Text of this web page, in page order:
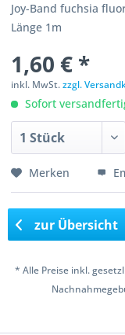
Joy-Band fuchsia
Länge 1m
1,60 € *
inkl. MwSt.zzgl.
Sofort
Merken
zur Übersicht
* Alle Preise inkl.